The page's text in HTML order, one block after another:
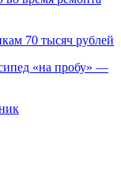
70 тысяч рублей
«на пробу» —